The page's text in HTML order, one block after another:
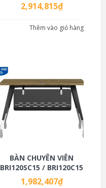
2,914,815₫
Thêm vào giỏ hàng
BÀN CHUYÊN VIÊN
BRI120SC15 / BRI120C15
1,982,407₫